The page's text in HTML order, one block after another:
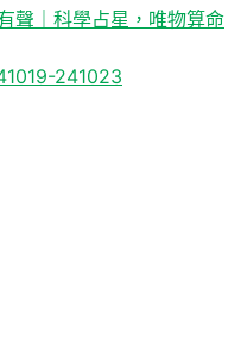
聲｜科學占星，唯物算命
241023